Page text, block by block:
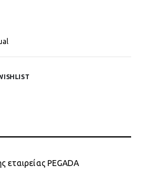
εταιρείας PEGADA